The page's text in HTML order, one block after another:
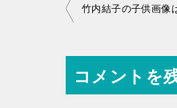
投
ナ
ビ
竹内結子の子供画像
コメントを